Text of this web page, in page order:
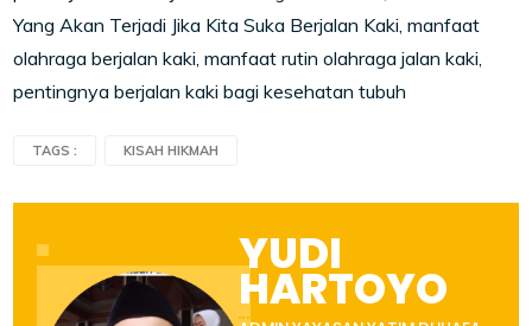
Yang Akan Terjadi Jika Kita Suka Berjalan Kaki, manfaat
olahraga berjalan kaki, manfaat rutin olahraga jalan kaki,
pentingnya berjalan kaki bagi kesehatan tubuh
TAGS : KISAH HIKMAH
YUDI
HARTOYO